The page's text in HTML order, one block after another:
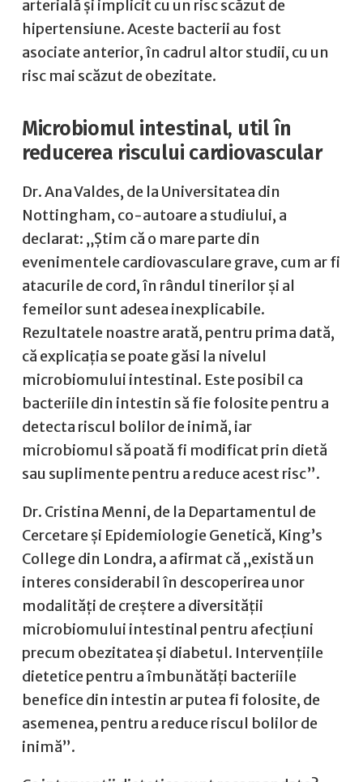
arterială și implicit cu un risc scăzut de
hipertensiune. Aceste bacterii au fost
asociate anterior, în cadrul altor studii, cu un
risc mai scăzut de obezitate.
Microbiomul intestinal, util în
reducerea riscului cardiovascular
Dr. Ana Valdes, de la Universitatea din
Nottingham, co-autoare a studiului, a
declarat: „Știm că o mare parte din
evenimentele cardiovasculare grave, cum ar fi
atacurile de cord, în rândul tinerilor și al
femeilor sunt adesea inexplicabile.
Rezultatele noastre arată, pentru prima dată,
că explicația se poate găsi la nivelul
microbiomului intestinal. Este posibil ca
bacteriile din intestin să fie folosite pentru a
detecta riscul bolilor de inimă, iar
microbiomul să poată fi modificat prin dietă
sau suplimente pentru a reduce acest risc”.
Dr. Cristina Menni, de la Departamentul de
Cercetare și Epidemiologie Genetică, King’s
College din Londra, a afirmat că „există un
interes considerabil în descoperirea unor
modalități de creștere a diversității
microbiomului intestinal pentru afecțiuni
precum obezitatea și diabetul. Intervențiile
dietetice pentru a îmbunătăți bacteriile
benefice din intestin ar putea fi folosite, de
asemenea, pentru a reduce riscul bolilor de
inimă”.